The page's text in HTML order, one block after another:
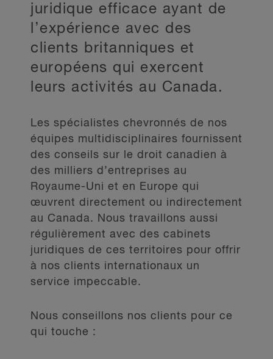
juridique efficace ayant de
l’expérience avec des
clients britanniques et
européens qui exercent
leurs activités au Canada.
Les spécialistes chevronnés de nos
équipes multidisciplinaires fournissent
des conseils sur le droit canadien à
des milliers d’entreprises au
Royaume-Uni et en Europe qui
œuvrent directement ou indirectement
au Canada. Nous travaillons aussi
régulièrement avec des cabinets
juridiques de ces territoires pour offrir
à nos clients internationaux un
service impeccable.
Nous conseillons nos clients pour ce
qui touche :